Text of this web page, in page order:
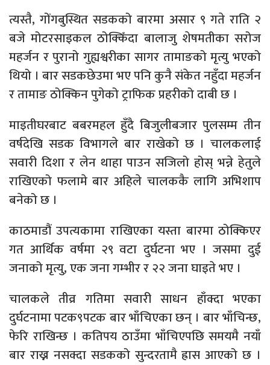
त्यस्तै, गोंगबुस्थित सडकको बारमा असार ९ गते राति २
बजे मोटरसाइकल ठोक्किँदा बालाजु शेषमतीका सरोज
महर्जन र पुरानो गुह्यश्वरीका सागर तामाङको मृत्यु भएको
थियो । बार सडकछेउमा भए पनि कुनै संकेत नहुँदा महर्जन
र तामाङ ठोक्किन पुगेको ट्राफिक प्रहरीको दाबी छ ।
माइतीघरबाट बबरमहल हुँदै बिजुलीबजार पुलसम्म तीन
वर्षदेखि सडक विभागले बार राखेको छ । चालकलाई
सवारी दिशा र लेन थाहा पाउन सजिलो होस् भन्ने हेतुले
राखिएको फलामे बार अहिले चालककै लागि अभिशाप
बनेको छ ।
काठमाडौं उपत्यकामा राखिएका यस्ता बारमा ठोक्किएर
गत आर्थिक वर्षमा २९ वटा दुर्घटना भए । जसमा दुई
जनाको मृत्यु, एक जना गम्भीर र २२ जना घाइते भए ।
चालकले तीव्र गतिमा सवारी साधन हाँक्दा भएका
दुर्घटनामा पटक९पटक बार भाँचिएका छन् । बार भाँचिन्छ,
फेरि राखिन्छ । कतिपय ठाउँमा भाँचिएपछि समयमै नयाँ
बार राख्न नसक्दा सडकको सुन्दरतामै ह्रास आएको छ ।